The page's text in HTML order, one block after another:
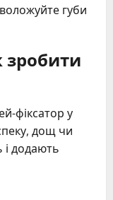
губи
зробити
фіксатор у
дощ чи
і додають